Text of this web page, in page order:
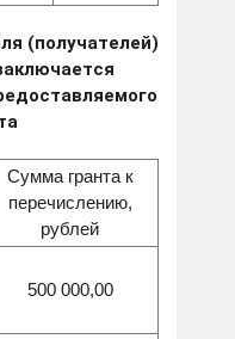
(получателей)
Сумма гранта к
перечислению,
рублей
500 000,00